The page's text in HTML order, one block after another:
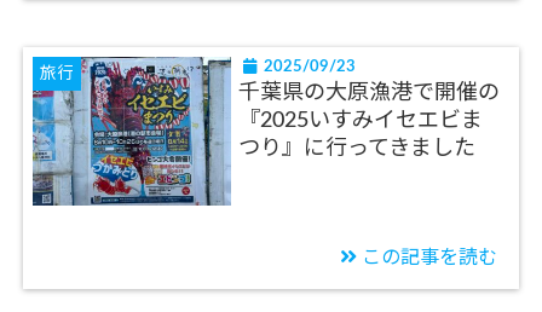
旅行 2025/09/23
千葉県の大原漁港で開催の
『2025いすみイセエビま
つり』に行ってきました
この記事を読む